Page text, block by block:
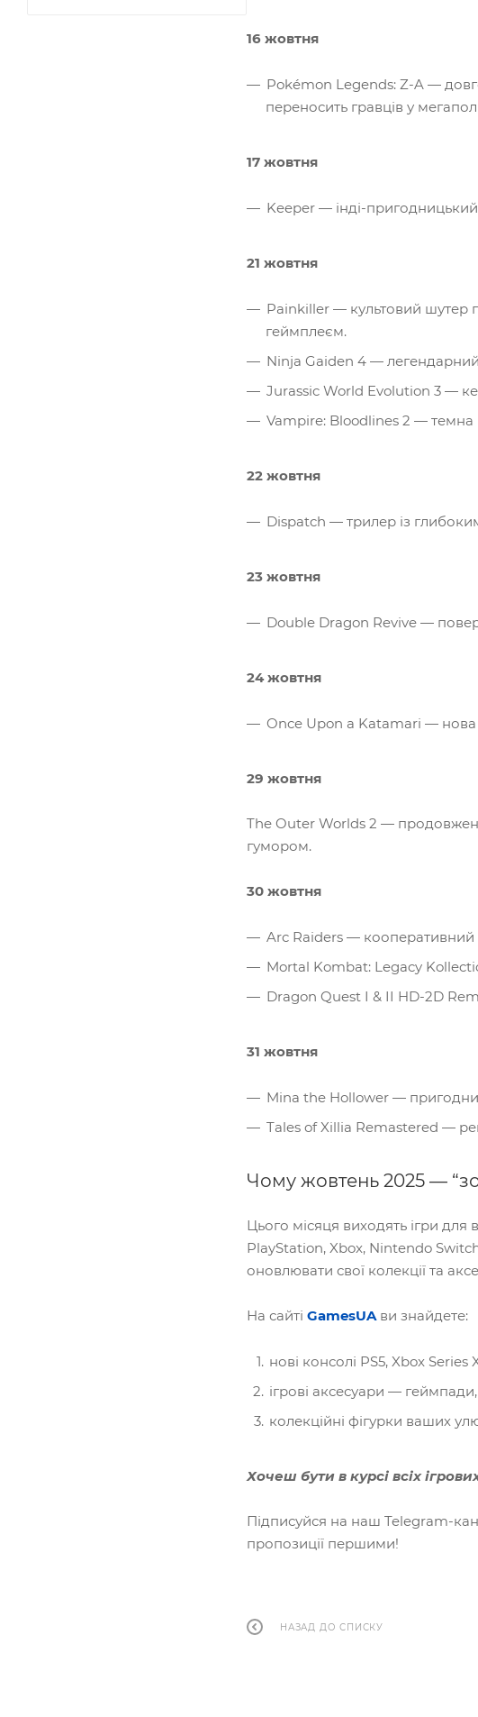
16 жовтня
Pokémon Legends: Z-A —
переносить гравців у
17 жовтня
Keeper — інді-
21 жовтня
Painkiller — культовий шутер
геймплеєм.
Ninja Gaiden 4 —
Jurassic World Evolution 3 —
Vampire: Bloodlines 2 — темна
22 жовтня
Dispatch — трилер із
23 жовтня
Double Dragon Revive —
24 жовтня
Once Upon a Katamari — нова
29 жовтня
The Outer Worlds 2 —
гумором.
30 жовтня
Arc Raiders — кооперативний
Mortal Kombat: Legacy
Dragon Quest I & II HD-2D
31 жовтня
Mina the Hollower —
Tales of Xillia Remastered —
Чому жовтень 2025 —
Цього місяця виходять ігри
PlayStation, Xbox, Nintendo
оновлювати свої колекції та
На сайті GamesUA ви знайдете:
нові консолі PS5, Xbox
ігрові аксесуари —
колекційні фігурки ваших
Хочеш бути в курсі всіх
Підписуйся на наш Telegram-
пропозиції першими!
НАЗАД ДО СПИСКУ